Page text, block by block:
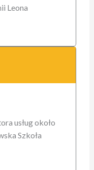
Leona
usług około
Szkoła